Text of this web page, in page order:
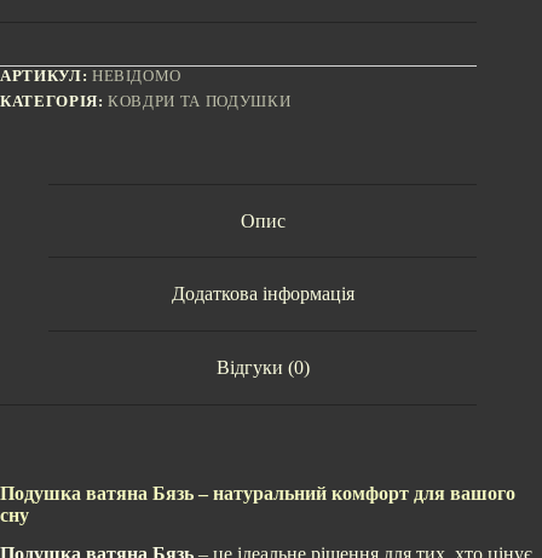
АРТИКУЛ: НЕВІДОМО
КАТЕГОРІЯ:КОВДРИ ТА ПОДУШКИ
Опис
Додаткова інформація
Відгуки (0)
Подушка ватяна Бязь – натуральний комфорт для вашого
сну